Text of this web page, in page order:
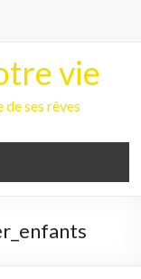
vie
ses rêves